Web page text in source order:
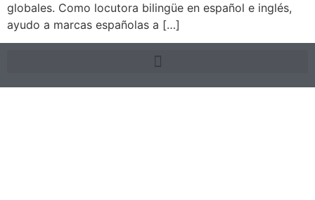
globales. Como locutora bilingüe en español e inglés,
ayudo a marcas españolas a […]